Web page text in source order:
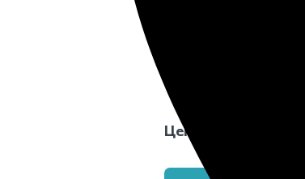
лавочку
с гарантией
Цена лавочки на